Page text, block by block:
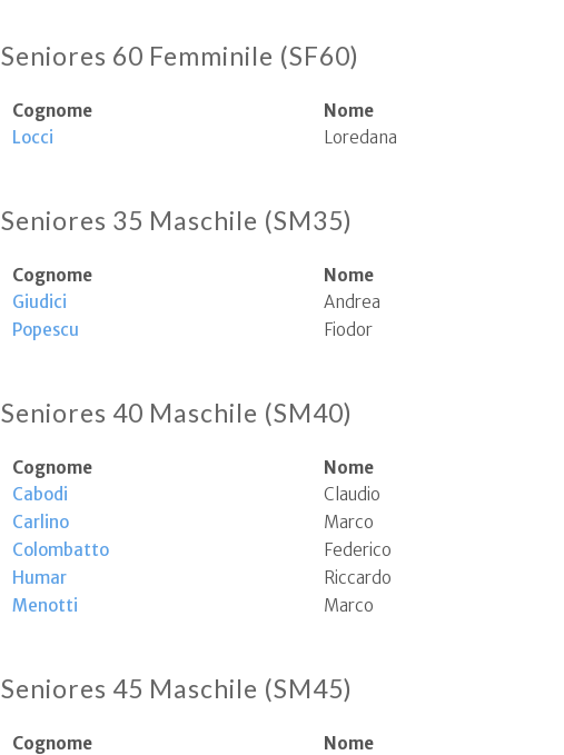
Seniores 60 Femminile (SF60)
Cognome Nome
Locci
Loredana
Seniores 35 Maschile (SM35)
Cognome Nome
Giudici
Andrea
Popescu
Fiodor
Seniores 40 Maschile (SM40)
Cognome Nome
Cabodi
Claudio
Carlino
Marco
Colombatto
Federico
Humar
Riccardo
Menotti
Marco
Seniores 45 Maschile (SM45)
Cognome Nome